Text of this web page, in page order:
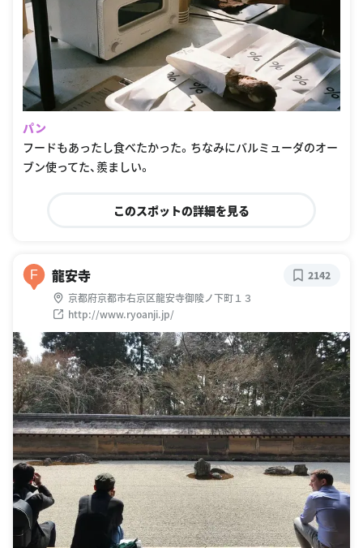
パン
フードもあったし食べたかった。ちなみにバルミューダのオー
ブン使ってた、羨ましい。
このスポットの詳細を見る
F 龍安寺
京都府京都市右京区龍安寺御陵ノ下町１３
http://www.ryoanji.jp/
2142